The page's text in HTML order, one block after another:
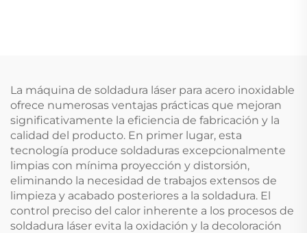
La máquina de soldadura láser para acero inoxidable
ofrece numerosas ventajas prácticas que mejoran
significativamente la eficiencia de fabricación y la
calidad del producto. En primer lugar, esta
tecnología produce soldaduras excepcionalmente
limpias con mínima proyección y distorsión,
eliminando la necesidad de trabajos extensos de
limpieza y acabado posteriores a la soldadura. El
control preciso del calor inherente a los procesos de
soldadura láser evita la oxidación y la decoloración